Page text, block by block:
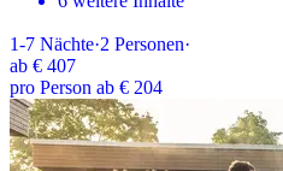
1-7 Nächte·2 Personen·
ab € 407
pro Person ab € 204